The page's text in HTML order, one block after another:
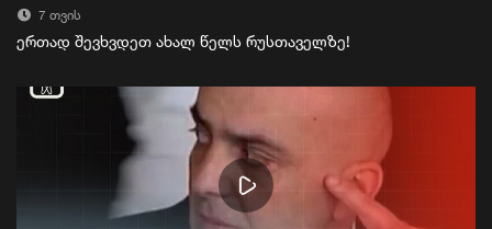
7 თვის
ერთად შევხვდეთ ახალ წელს რუსთაველზე!